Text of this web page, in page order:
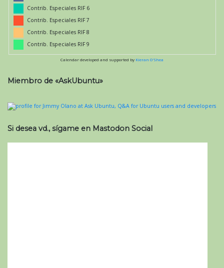
Contrib. Especiales RIF 6
Contrib. Especiales RIF 7
Contrib. Especiales RIF 8
Contrib. Especiales RIF 9
Calendar developed and supported by Kieran O'Shea
Miembro de «AskUbuntu»
Si desea vd., sígame en Mastodon Social